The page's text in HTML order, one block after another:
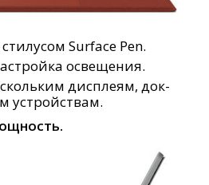
Surface Pen.
освещения.
дисплеям, док-
устройствам.